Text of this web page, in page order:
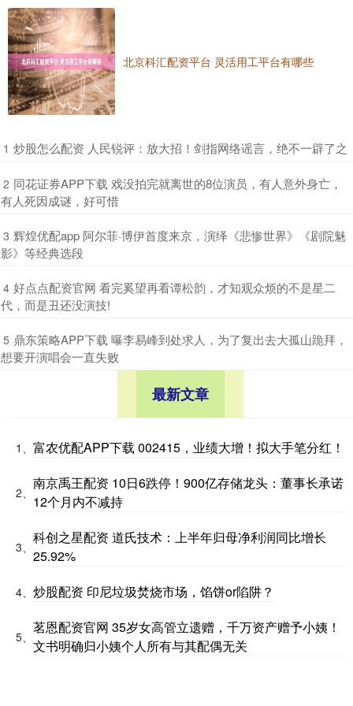
北京科汇配资平台 灵活用工平台有哪些
1 ​炒股怎么配资 人民锐评：放大招！剑指网络谣言，绝不一辟了之
2 ​同花证券APP下载 戏没拍完就离世的8位演员，有人意外身亡，
有人死因成谜，好可惜
3 ​辉煌优配app 阿尔菲·博伊首度来京，演绎《悲惨世界》《剧院魅
影》等经典选段
4 ​好点点配资官网 看完奚望再看谭松韵，才知观众烦的不是星二
代，而是丑还没演技!
5 ​鼎东策略APP下载 曝李易峰到处求人，为了复出去大孤山跪拜，
想要开演唱会一直失败
最新文章
1、 富农优配APP下载 002415，业绩大增！拟大手笔分红！
2、
南京禹王配资 10日6跌停！900亿存储龙头：董事长承诺
12个月内不减持
3、
科创之星配资 道氏技术：上半年归母净利润同比增长
25.92%
4、 炒股配资 印尼垃圾焚烧市场，馅饼or陷阱？
5、
茗恩配资官网 35岁女高管立遗赠，千万资产赠予小姨！
文书明确归小姨个人所有与其配偶无关